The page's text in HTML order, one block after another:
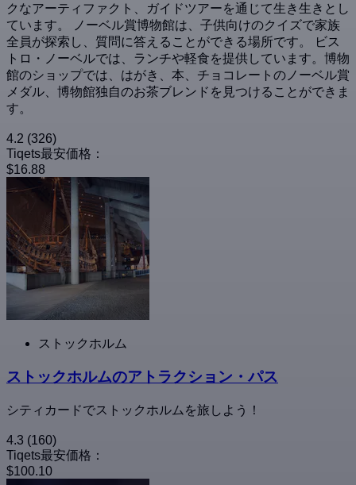
クなアーティファクト、ガイドツアーを通じて生き生きとし
ています。 ノーベル賞博物館は、子供向けのクイズで家族
全員が探索し、質問に答えることができる場所です。 ビス
トロ・ノーベルでは、ランチや軽食を提供しています。博物
館のショップでは、はがき、本、チョコレートのノーベル賞
メダル、博物館独自のお茶ブレンドを見つけることができま
す。
4.2 (326)
Tiqets最安価格：
$16.88
ストックホルム
ストックホルムのアトラクション・パス
シティカードでストックホルムを旅しよう！
4.3 (160)
Tiqets最安価格：
$100.10